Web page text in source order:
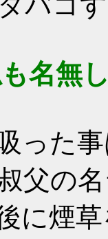
名無
った
父の
に煙